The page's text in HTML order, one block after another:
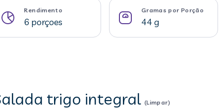
Rendimento
6 porçoes
Gramas por Porção
44 g
trigo integral (Limpar)